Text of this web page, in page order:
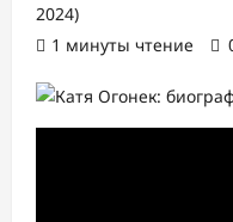
2024)
1 минуты чтение